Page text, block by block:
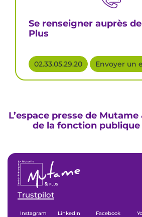
Se renseigner auprès
Plus
02.33.05.29.20 Envoyer un
L’espace presse de
de la fonction
Trustpilot
Instagram LinkedIn Facebook